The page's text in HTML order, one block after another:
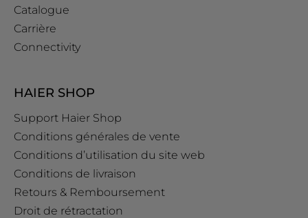
Catalogue
Carrière
Connectivity
HAIER SHOP
Support Haier Shop
Conditions générales de vente
Conditions d’utilisation du site web
Conditions de livraison
Retours & Remboursement
Droit de rétractation